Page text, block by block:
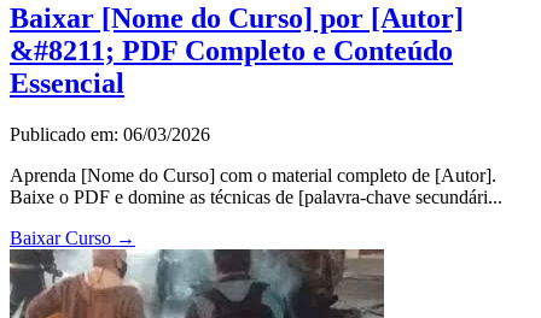
Baixar [Nome do Curso] por [Autor]
&#8211; PDF Completo e Conteúdo
Essencial
Publicado em: 06/03/2026
Aprenda [Nome do Curso] com o material completo de [Autor].
Baixe o PDF e domine as técnicas de [palavra-chave secundári...
Baixar Curso →